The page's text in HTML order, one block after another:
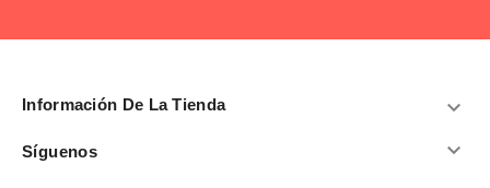
Información De La Tienda 
Síguenos 